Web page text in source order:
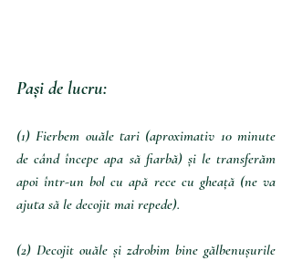
Pași de lucru:
(1) Fierbem ouăle tari (aproximativ 10 minute
de când începe apa să fiarbă) și le transferăm
apoi într-un bol cu apă rece cu gheață (ne va
ajuta să le decojit mai repede).
(2) Decojit ouăle și zdrobim bine gălbenușurile